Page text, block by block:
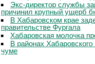
Экс-директор службы
причинил крупный ущерб
В Хабаровском крае
правительстве Фургала
Хабаровская молочка
В районах
чуме